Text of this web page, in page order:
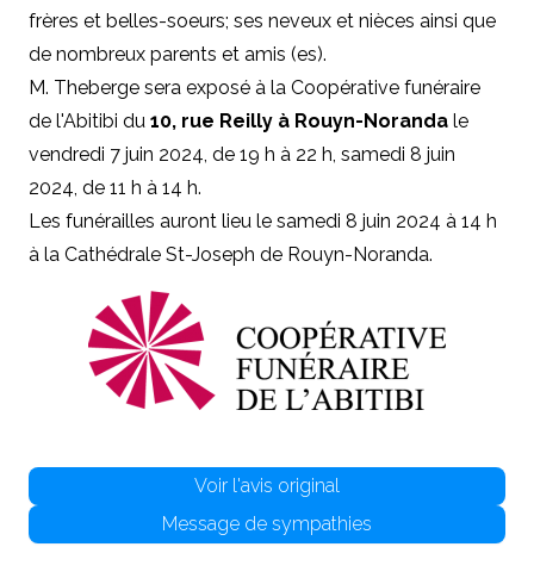
frères et belles-soeurs; ses neveux et nièces ainsi que
de nombreux parents et amis (es).
M. Theberge sera exposé à la Coopérative funéraire
de l'Abitibi du 10, rue Reilly à Rouyn-Noranda le
vendredi 7 juin 2024, de 19 h à 22 h, samedi 8 juin
2024, de 11 h à 14 h.
Les funérailles auront lieu le samedi 8 juin 2024 à 14 h
à la Cathédrale St-Joseph de Rouyn-Noranda.
Voir l'avis original
Message de sympathies